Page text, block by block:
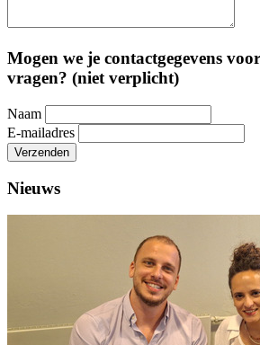
Mogen we je contactgegevens
vragen? (niet verplicht)
Naam
E-mailadres
Verzenden
Nieuws